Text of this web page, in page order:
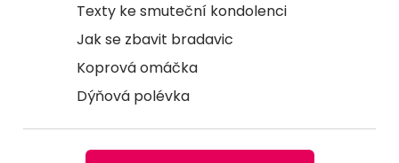
Texty ke smuteční kondolenci
Jak se zbavit bradavic
Koprová omáčka
Dýňová polévka